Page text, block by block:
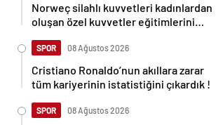
Norweç silahlı kuvvetleri kadınlardan
oluşan özel kuvvetler eğitimlerini
SPOR 08 Ağustos 2026
Cristiano Ronaldo’nun akıllara zarar
tüm kariyerinin istatistiğini çıkardık !
SPOR 08 Ağustos 2026